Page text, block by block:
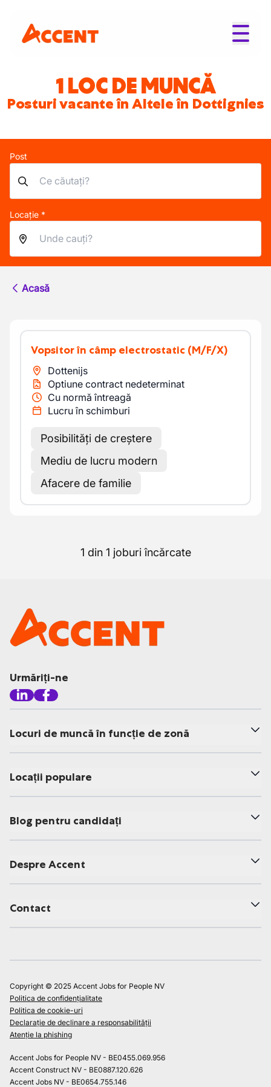
1 LOC DE MUNCĂ
Posturi vacante în Altele în Dottignies
Post
Locație *
Acasă
Vopsitor în câmp electrostatic (M/F/X)
Dottenijs
Optiune contract nedeterminat
Cu normă întreagă
Lucru în schimburi
Posibilități de creștere
Mediu de lucru modern
Afacere de familie
1 din 1 joburi încărcate
Urmăriți-ne
Locuri de muncă în funcție de zonă
Locații populare
Blog pentru candidați
Despre Accent
Contact
Copyright © 2025 Accent Jobs for People NV
Politica de confidențialitate
Politica de cookie-uri
Declarație de declinare a responsabilității
Atenție la phishing
Accent Jobs for People NV - BE0455.069.956
Accent Construct NV - BE0887.120.626
Accent Jobs NV - BE0654.755.146